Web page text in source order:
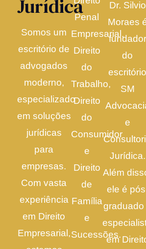
Jurídica
Somos um
escritório de
advogados
moderno,
especializado
em soluções
jurídicas
para
empresas.
Com vasta
experiência
em Direito
Empresarial,
Penal
Empresarial,
Direito
do
Trabalho,
Direito
do
Consumidor
e
Direito
de
Família
e
Sucessões.
Dr. Silvio
Moraes
fundador
do
escritório
SM
e
Jurídica.
Além
ele é
graduado
em